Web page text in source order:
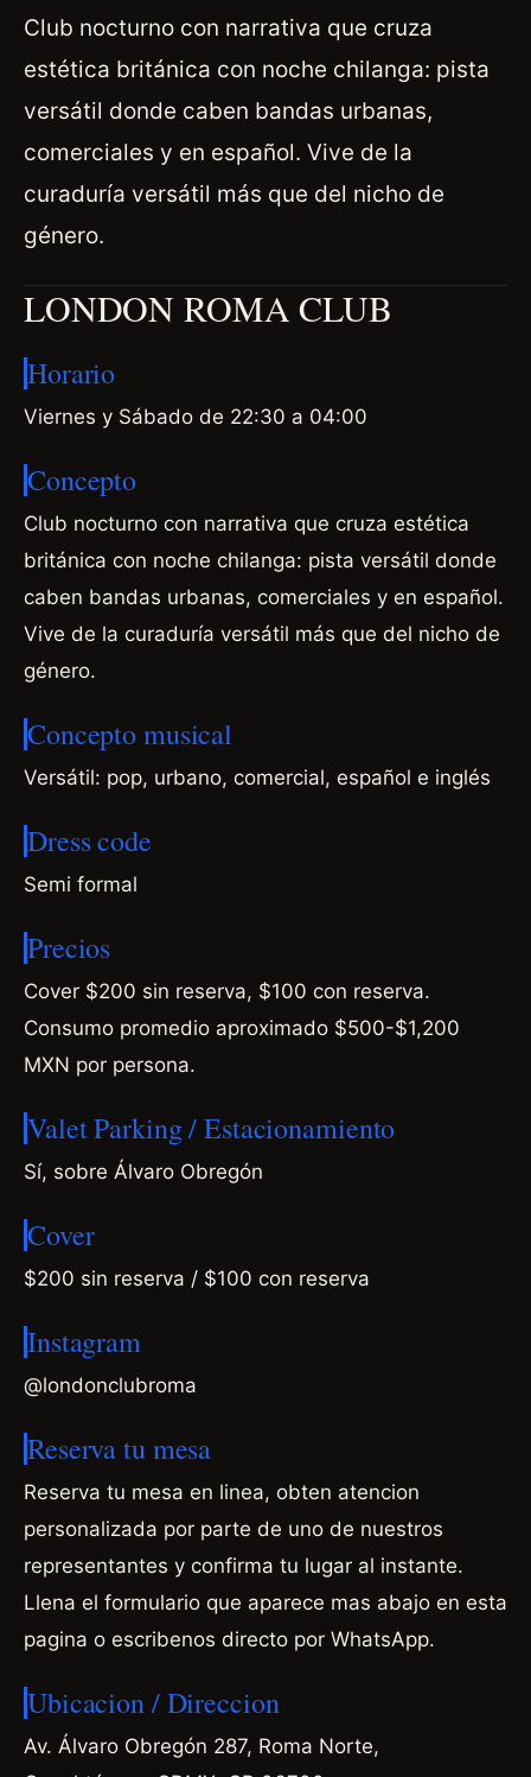
Club nocturno con narrativa que cruza
estética británica con noche chilanga: pista
versátil donde caben bandas urbanas,
comerciales y en español. Vive de la
curaduría versátil más que del nicho de
género.
LONDON ROMA CLUB
Horario
Viernes y Sábado de 22:30 a 04:00
Concepto
Club nocturno con narrativa que cruza estética
británica con noche chilanga: pista versátil donde
caben bandas urbanas, comerciales y en español.
Vive de la curaduría versátil más que del nicho de
género.
Concepto musical
Versátil: pop, urbano, comercial, español e inglés
Dress code
Semi formal
Precios
Cover $200 sin reserva, $100 con reserva.
Consumo promedio aproximado $500-$1,200
MXN por persona.
Valet Parking / Estacionamiento
Sí, sobre Álvaro Obregón
Cover
$200 sin reserva / $100 con reserva
Instagram
@londonclubroma
Reserva tu mesa
Reserva tu mesa en linea, obten atencion
personalizada por parte de uno de nuestros
representantes y confirma tu lugar al instante.
Llena el formulario que aparece mas abajo en esta
pagina o escribenos directo por WhatsApp.
Ubicacion / Direccion
Av. Álvaro Obregón 287, Roma Norte,